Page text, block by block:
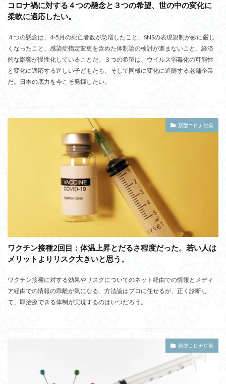
コロナ禍に対する４つの懸念と３つの希望、世の中の変化に
柔軟に適応したい。
４つの懸念は、4-5月の死亡者数が急増したこと、SNSの表現規制が妙に厳し
くなったこと、感染症指定変更を含めた体制論の検討が進まないこと、経済
的な影響が慢性化していることだ。３つの希望は、ウイルス弱毒化の可能性
と変化に適応する逞しい子どもたち、そして同様に変化に追随する老舗企業
だ。日本の底力を今こそ発揮したい。
新型コロナ対策
ワクチン接種2回目：体温上昇とだるさ程度だった。若い人は
メリットよりリスク大きいと思う。
ワクチン接種に対する効果やリスクについてのネット経由での情報とメディ
ア経由での情報の乖離が気になる。方法論はプロに任せるが、正く診断し
て、即治療できる体制が実現するのはいつだろう。
新型コロナ対策